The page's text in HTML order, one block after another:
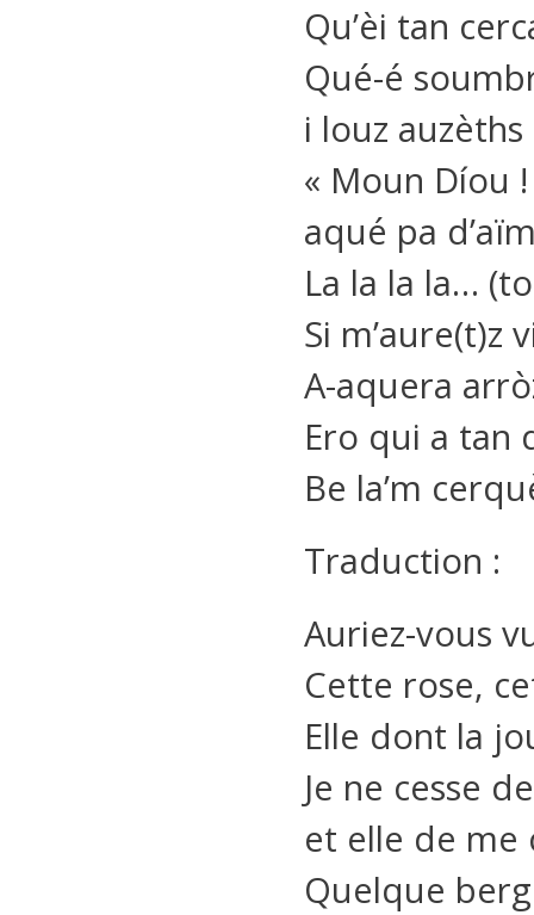
Qu’èi tan
Qué-é
i louz
« Moun Díou
aqué pa
La la la la…
Si
A-aquera
Ero qui a tan
Be la’m
Traduction :
Auriez-vous
Cette rose,
Elle dont la
Je ne cesse
et elle de me
Quelque